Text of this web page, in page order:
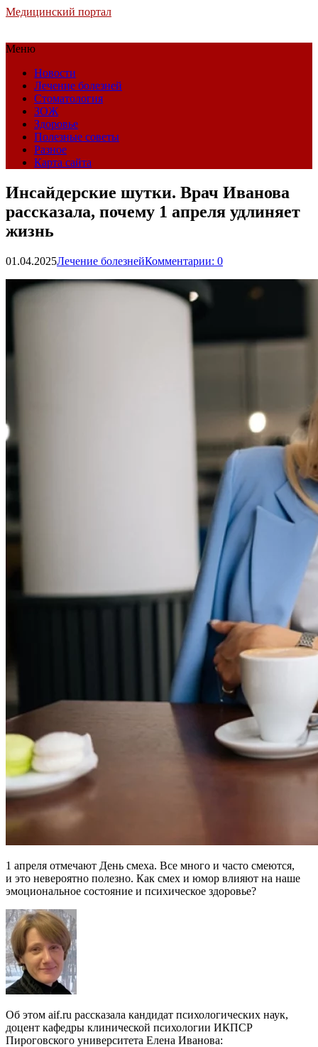
Медицинский портал
Меню
Новости
Лечение болезней
Стоматология
ЗОЖ
Здоровье
Полезные советы
Разное
Карта сайта
Инсайдерские шутки. Врач Иванова
рассказала, почему 1 апреля удлиняет
жизнь
01.04.2025Лечение болезнейКомментарии: 0
1 апреля отмечают День смеха. Все много и часто смеются,
и это невероятно полезно. Как смех и юмор влияют на наше
эмоциональное состояние и психическое здоровье?
Об этом aif.ru рассказала кандидат психологических наук,
доцент кафедры клинической психологии ИКПСР
Пироговского университета Елена Иванова: